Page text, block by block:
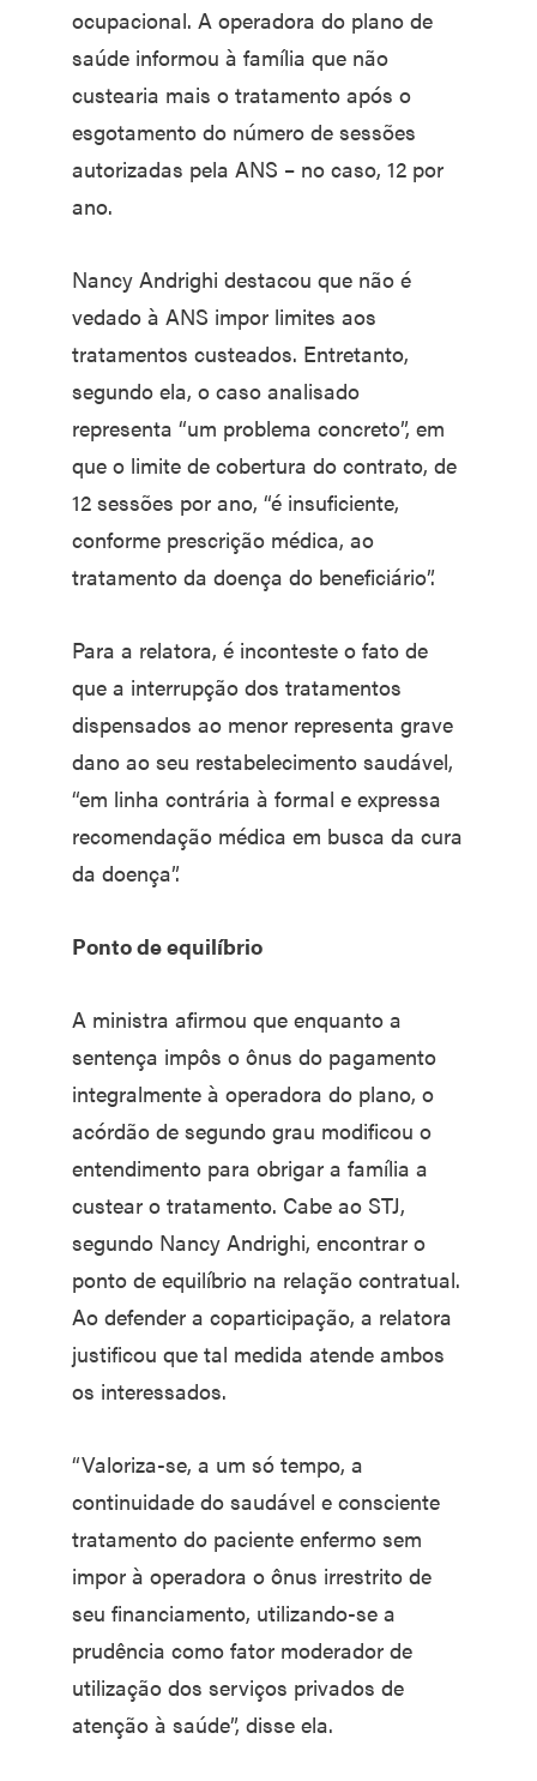
ocupacional. A operadora do plano de
saúde informou à família que não
custearia mais o tratamento após o
esgotamento do número de sessões
autorizadas pela ANS – no caso, 12 por
ano.
Nancy Andrighi destacou que não é
vedado à ANS impor limites aos
tratamentos custeados. Entretanto,
segundo ela, o caso analisado
representa “um problema concreto”, em
que o limite de cobertura do contrato, de
12 sessões por ano, “é insuficiente,
conforme prescrição médica, ao
tratamento da doença do beneficiário”.
Para a relatora, é inconteste o fato de
que a interrupção dos tratamentos
dispensados ao menor representa grave
dano ao seu restabelecimento saudável,
“em linha contrária à formal e expressa
recomendação médica em busca da cura
da doença”.
Ponto de equilíbrio
A ministra afirmou que enquanto a
sentença impôs o ônus do pagamento
integralmente à operadora do plano, o
acórdão de segundo grau modificou o
entendimento para obrigar a família a
custear o tratamento. Cabe ao STJ,
segundo Nancy Andrighi, encontrar o
ponto de equilíbrio na relação contratual.
Ao defender a coparticipação, a relatora
justificou que tal medida atende ambos
os interessados.
“Valoriza-se, a um só tempo, a
continuidade do saudável e consciente
tratamento do paciente enfermo sem
impor à operadora o ônus irrestrito de
seu financiamento, utilizando-se a
prudência como fator moderador de
utilização dos serviços privados de
atenção à saúde”, disse ela.